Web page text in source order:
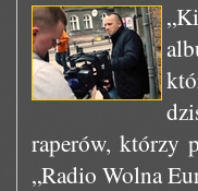
raperów, którzy
„Radio Wolna